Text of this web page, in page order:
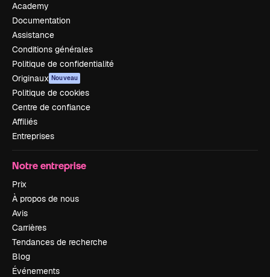
Academy
Documentation
Assistance
Conditions générales
Politique de confidentialité
Originaux Nouveau
Politique de cookies
Centre de confiance
Affiliés
Entreprises
Notre entreprise
Prix
À propos de nous
Avis
Carrières
Tendances de recherche
Blog
Événements